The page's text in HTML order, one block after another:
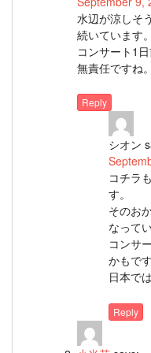
水辺が涼しそ
続いています。
コンサート1
無責任ですね。
Reply
シオン
コチラ
す。
そのお
なって
コンサ
かもです
日本で
Reply